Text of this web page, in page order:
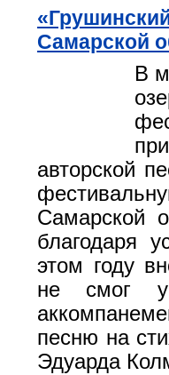
Самарской
В
авторской
Самарской
благодаря
этом году
не смог
песню на
Эдуарда